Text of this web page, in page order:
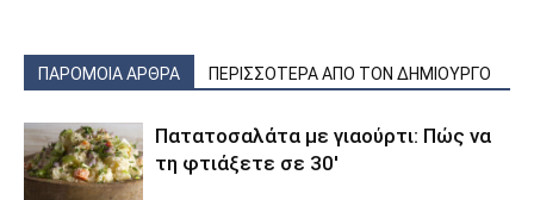
ΠΑΡΟΜΟΙΑ ΑΡΘΡΑ ΠΕΡΙΣΣΟΤΕΡΑ ΑΠΟ ΤΟΝ ΔΗΜΙΟΥΡΓΟ
Πατατοσαλάτα με γιαούρτι: Πώς να
τη φτιάξετε σε 30′